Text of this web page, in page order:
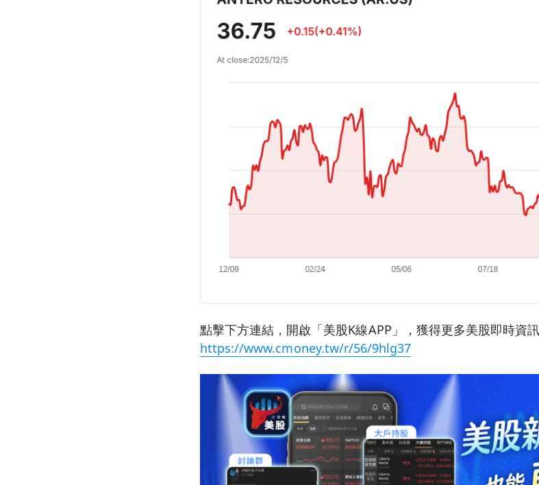
點擊下方連結，開啟「美股K線APP」，獲得更多美股即時資訊
https://www.cmoney.tw/r/56/9hlg37